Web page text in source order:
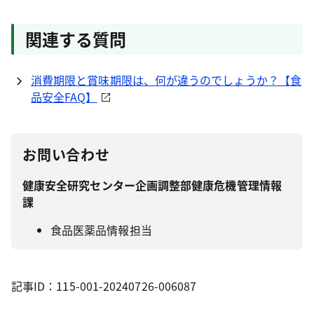
関連する質問
消費期限と賞味期限は、何が違うのでしょうか？【食
品安全FAQ】
お問い合わせ
健康安全研究センター企画調整部健康危機管理情報
課
食品医薬品情報担当
記事ID：115-001-20240726-006087